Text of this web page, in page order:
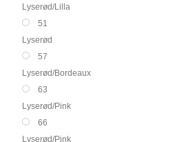
Lyserød/Lilla
51
Lyserød
57
Lyserød/Bordeaux
63
Lyserød/Pink
66
Lyserød/Pink